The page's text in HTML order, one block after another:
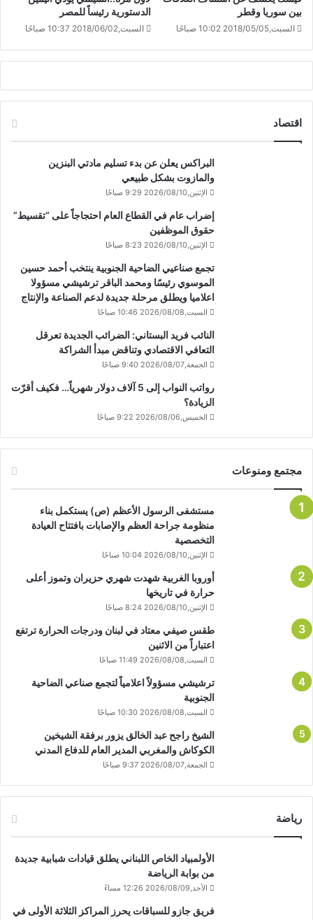
بين سوريا وقطر
السبت,2018/05/05 10:02 صباحًا
الدستورية رئيساً للمصر
السبت,2018/06/02 10:37 صباحًا
اقتصاد
البراكس يعلن عن بدء تسليم مادتي البنزين
والمازوت بشكل طبيعي
الإثنين,2026/08/10 9:29 صباحًا
إضراب عام في القطاع العام احتجاجاً على “تقسيط”
حقوق الموظفين
الإثنين,2026/08/10 8:23 صباحًا
تجمع صناعيي الضاحية الجنوبية ينتخب أحمد حسين
الموسوي رئيسًا ومحمد الباقر ترشيشي مسؤولا
اعلاميا ويطلق مرحلة جديدة لدعم الصناعة والإنتاج
السبت,2026/08/08 10:46 صباحًا
النائب فريد البستاني: الضرائب الجديدة تعرقل
التعافي الاقتصادي وتناقض مبدأ الشراكة
الجمعة,2026/08/07 9:40 صباحًا
رواتب النواب إلى 5 آلاف دولار شهرياً… فكيف أقرّت
الزيادة؟
الخميس,2026/08/06 9:22 صباحًا
مجتمع ومنوعات
مستشفى الرسول الأعظم (ص) يستكمل بناء
منظومة جراحة العظم والإصابات بافتتاح العيادة
التخصصية
الإثنين,2026/08/10 10:04 صباحًا
أوروبا الغربية شهدت شهري حزيران وتموز أعلى
حرارة في تاريخها
الإثنين,2026/08/10 8:24 صباحًا
طقس صيفي معتاد في لبنان ودرجات الحرارة ترتفع
اعتباراً من الاثنين
السبت,2026/08/08 11:49 صباحًا
ترشيشي مسؤولاً اعلامياً لتجمع صناعي الضاحية
الجنوبية
السبت,2026/08/08 10:30 صباحًا
الشيخ راجح عبد الخالق يزور برفقة الشيخين
الكوكاش والمغربي المدير العام للدفاع المدني
الجمعة,2026/08/07 9:37 صباحًا
رياضة
الأولمبياد الخاص اللبناني يطلق قيادات شبابية جديدة
من بوابة الرياضة
الأحد,2026/08/09 12:26 مساءً
فريق جازو للسباقات يحرز المراكز الثلاثة الأولى في